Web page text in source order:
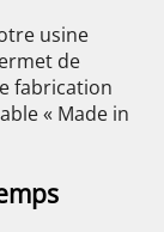
usine
de
fabrication
« Made in